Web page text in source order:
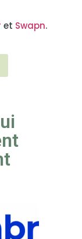
et Swapn.